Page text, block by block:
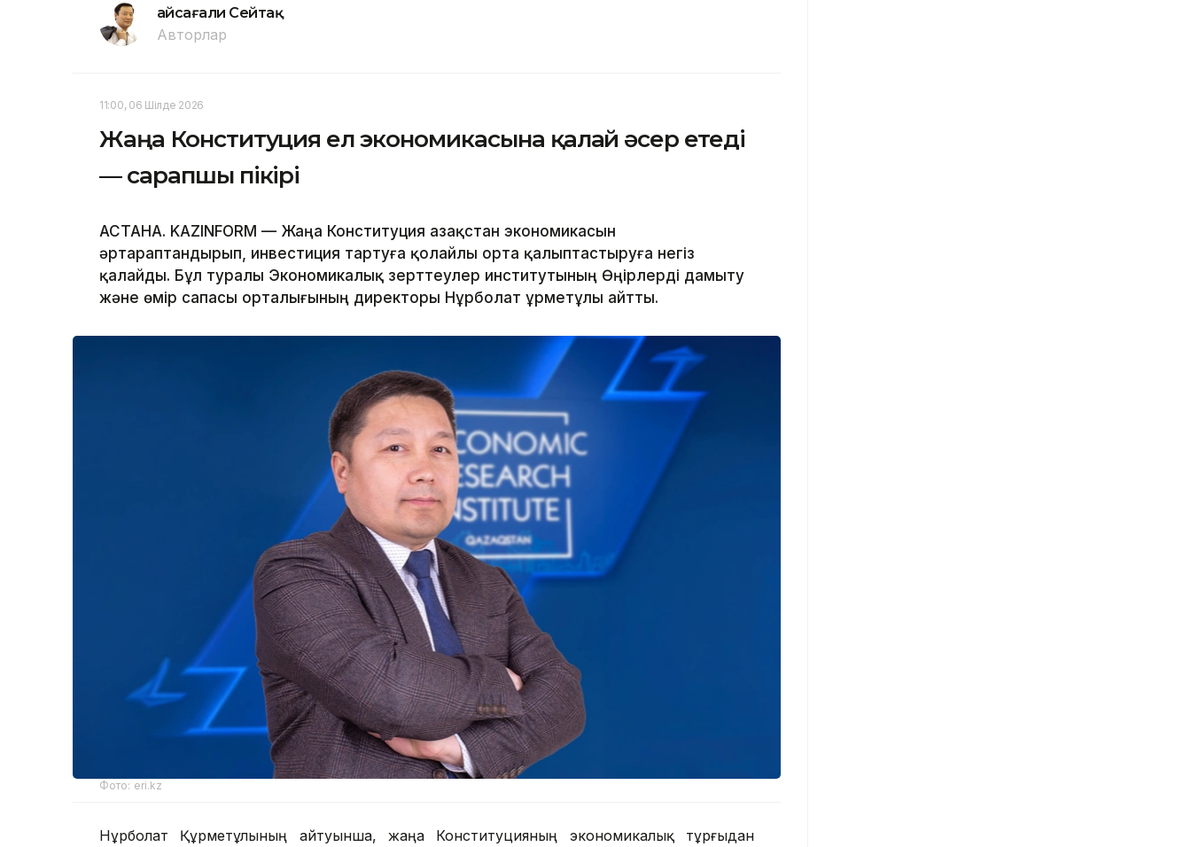
Ғайсағали Сейтақ
Авторлар
11:00, 06 Шілде 2026
Жаңа Конституция ел экономикасына қалай әсер етеді
— сарапшы пікірі
АСТАНА. KAZINFORM — Жаңа Конституция Қазақстан экономикасын
әртараптандырып, инвестиция тартуға қолайлы орта қалыптастыруға негіз
қалайды. Бұл туралы Экономикалық зерттеулер институтының Өңірлерді дамыту
және өмір сапасы орталығының директоры Нұрболат Құрметұлы айтты.
Фото: eri.kz
Нұрболат Құрметұлының айтуынша, жаңа Конституцияның экономикалық тұрғыдан